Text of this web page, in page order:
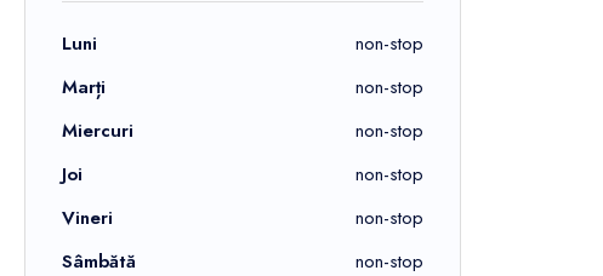
Luni
non-stop
Marți
non-stop
Miercuri
non-stop
Joi
non-stop
Vineri
non-stop
Sâmbătă
non-stop